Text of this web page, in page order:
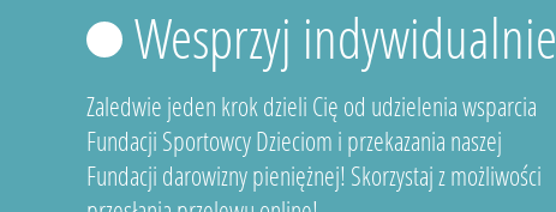
Wesprzyj indywidualnie
Zaledwie jeden krok dzieli Cię od udzielenia wsparcia
Fundacji Sportowcy Dzieciom i przekazania naszej
Fundacji darowizny pieniężnej! Skorzystaj z możliwości